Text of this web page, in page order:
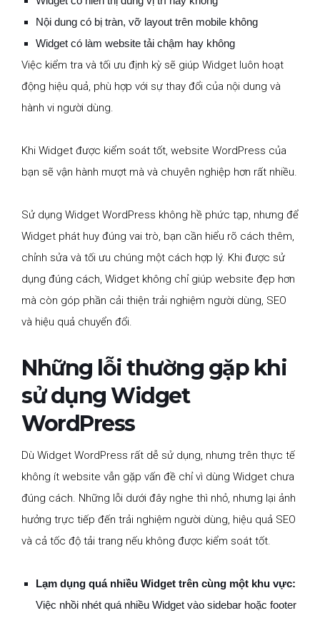
Nội dung có bị tràn, vỡ layout trên mobile không
Widget có làm website tải chậm hay không
Việc kiểm tra và tối ưu định kỳ sẽ giúp Widget luôn hoạt
động hiệu quả, phù hợp với sự thay đổi của nội dung và
hành vi người dùng.
Khi Widget được kiểm soát tốt, website WordPress của
bạn sẽ vận hành mượt mà và chuyên nghiệp hơn rất nhiều.
Sử dụng Widget WordPress không hề phức tạp, nhưng để
Widget phát huy đúng vai trò, bạn cần hiểu rõ cách thêm,
chỉnh sửa và tối ưu chúng một cách hợp lý. Khi được sử
dụng đúng cách, Widget không chỉ giúp website đẹp hơn
mà còn góp phần cải thiện trải nghiệm người dùng, SEO
và hiệu quả chuyển đổi.
Những lỗi thường gặp khi
sử dụng Widget
WordPress
Dù Widget WordPress rất dễ sử dụng, nhưng trên thực tế
không ít website vẫn gặp vấn đề chỉ vì dùng Widget chưa
đúng cách. Những lỗi dưới đây nghe thì nhỏ, nhưng lại ảnh
hưởng trực tiếp đến trải nghiệm người dùng, hiệu quả SEO
và cả tốc độ tải trang nếu không được kiểm soát tốt.
Lạm dụng quá nhiều Widget trên cùng một khu vực:
Việc nhồi nhét quá nhiều Widget vào sidebar hoặc footer